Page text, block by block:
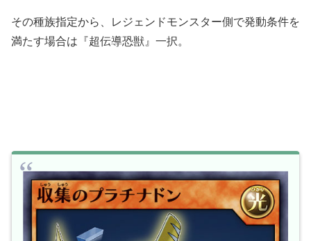
その種族指定から、レジェンドモンスター側で発動条件を
満たす場合は『超伝導恐獣』一択。